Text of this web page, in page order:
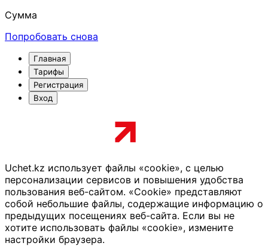
Сумма
Попробовать снова
Главная
Тарифы
Регистрация
Вход
Uchet.kz использует файлы «cookie», с целью
персонализации сервисов и повышения удобства
пользования веб-сайтом. «Cookie» представляют
собой небольшие файлы, содержащие информацию о
предыдущих посещениях веб-сайта. Если вы не
хотите использовать файлы «cookie», измените
настройки браузера.